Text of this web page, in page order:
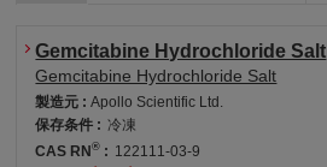
Gemcitabine Hydrochloride Salt
Gemcitabine Hydrochloride Salt
製造元 :Apollo Scientific Ltd.
保存条件 : 冷凍
CAS RN® : 122111-03-9